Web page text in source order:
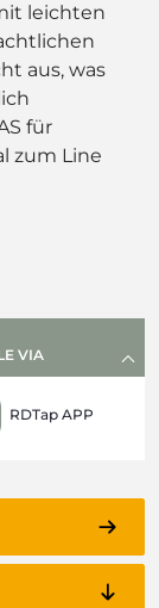
leichten
aus, was
für
zum Line
VIA
RDTap APP